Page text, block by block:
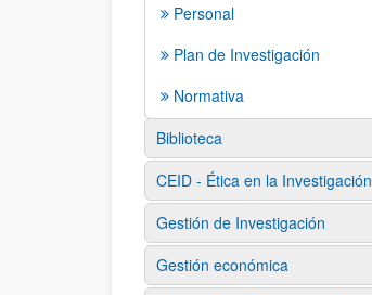
Personal
Plan de Investigación
Normativa
Biblioteca
CEID - Ética en la Investigación
Gestión de Investigación
Gestión económica